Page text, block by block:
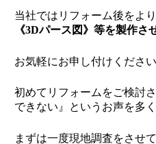
当社ではリフォーム後をよ
《3Dパース図 》等を製作さ
お気軽にお申し付けくださ
初めてリフォームをご検討
できない』というお声を多
まずは一度現地調査をさせ